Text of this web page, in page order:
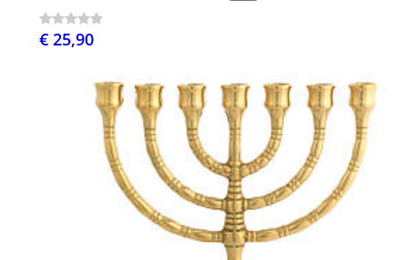
€ 25,90